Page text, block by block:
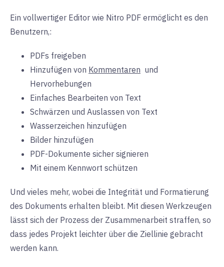
Ein vollwertiger Editor wie Nitro PDF ermöglicht es den
Benutzern,:
PDFs freigeben
Hinzufügen von Kommentaren und
Hervorhebungen
Einfaches Bearbeiten von Text
Schwärzen und Auslassen von Text
Wasserzeichen hinzufügen
Bilder hinzufügen
PDF-Dokumente sicher signieren
Mit einem Kennwort schützen
Und vieles mehr, wobei die Integrität und Formatierung
des Dokuments erhalten bleibt. Mit diesen Werkzeugen
lässt sich der Prozess der Zusammenarbeit straffen, so
dass jedes Projekt leichter über die Ziellinie gebracht
werden kann.